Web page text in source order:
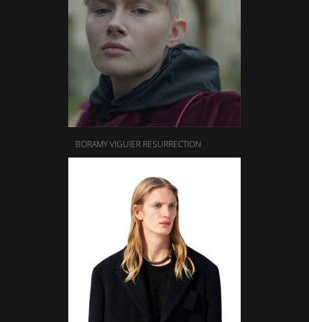
BORAMY VIGUIER RESURRECTION